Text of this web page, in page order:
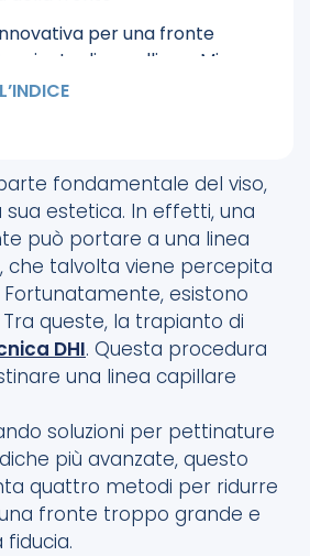
per una fronte
di capelli con Micro
fondamentale del viso,
sua estetica. In effetti, una
può portare a una linea
che talvolta viene percepita
esistono
Tra queste, la trapianto di
DHI. Questa procedura
una linea capillare
soluzioni per pettinature
più avanzate, questo
quattro metodi per ridurre
fronte troppo grande e